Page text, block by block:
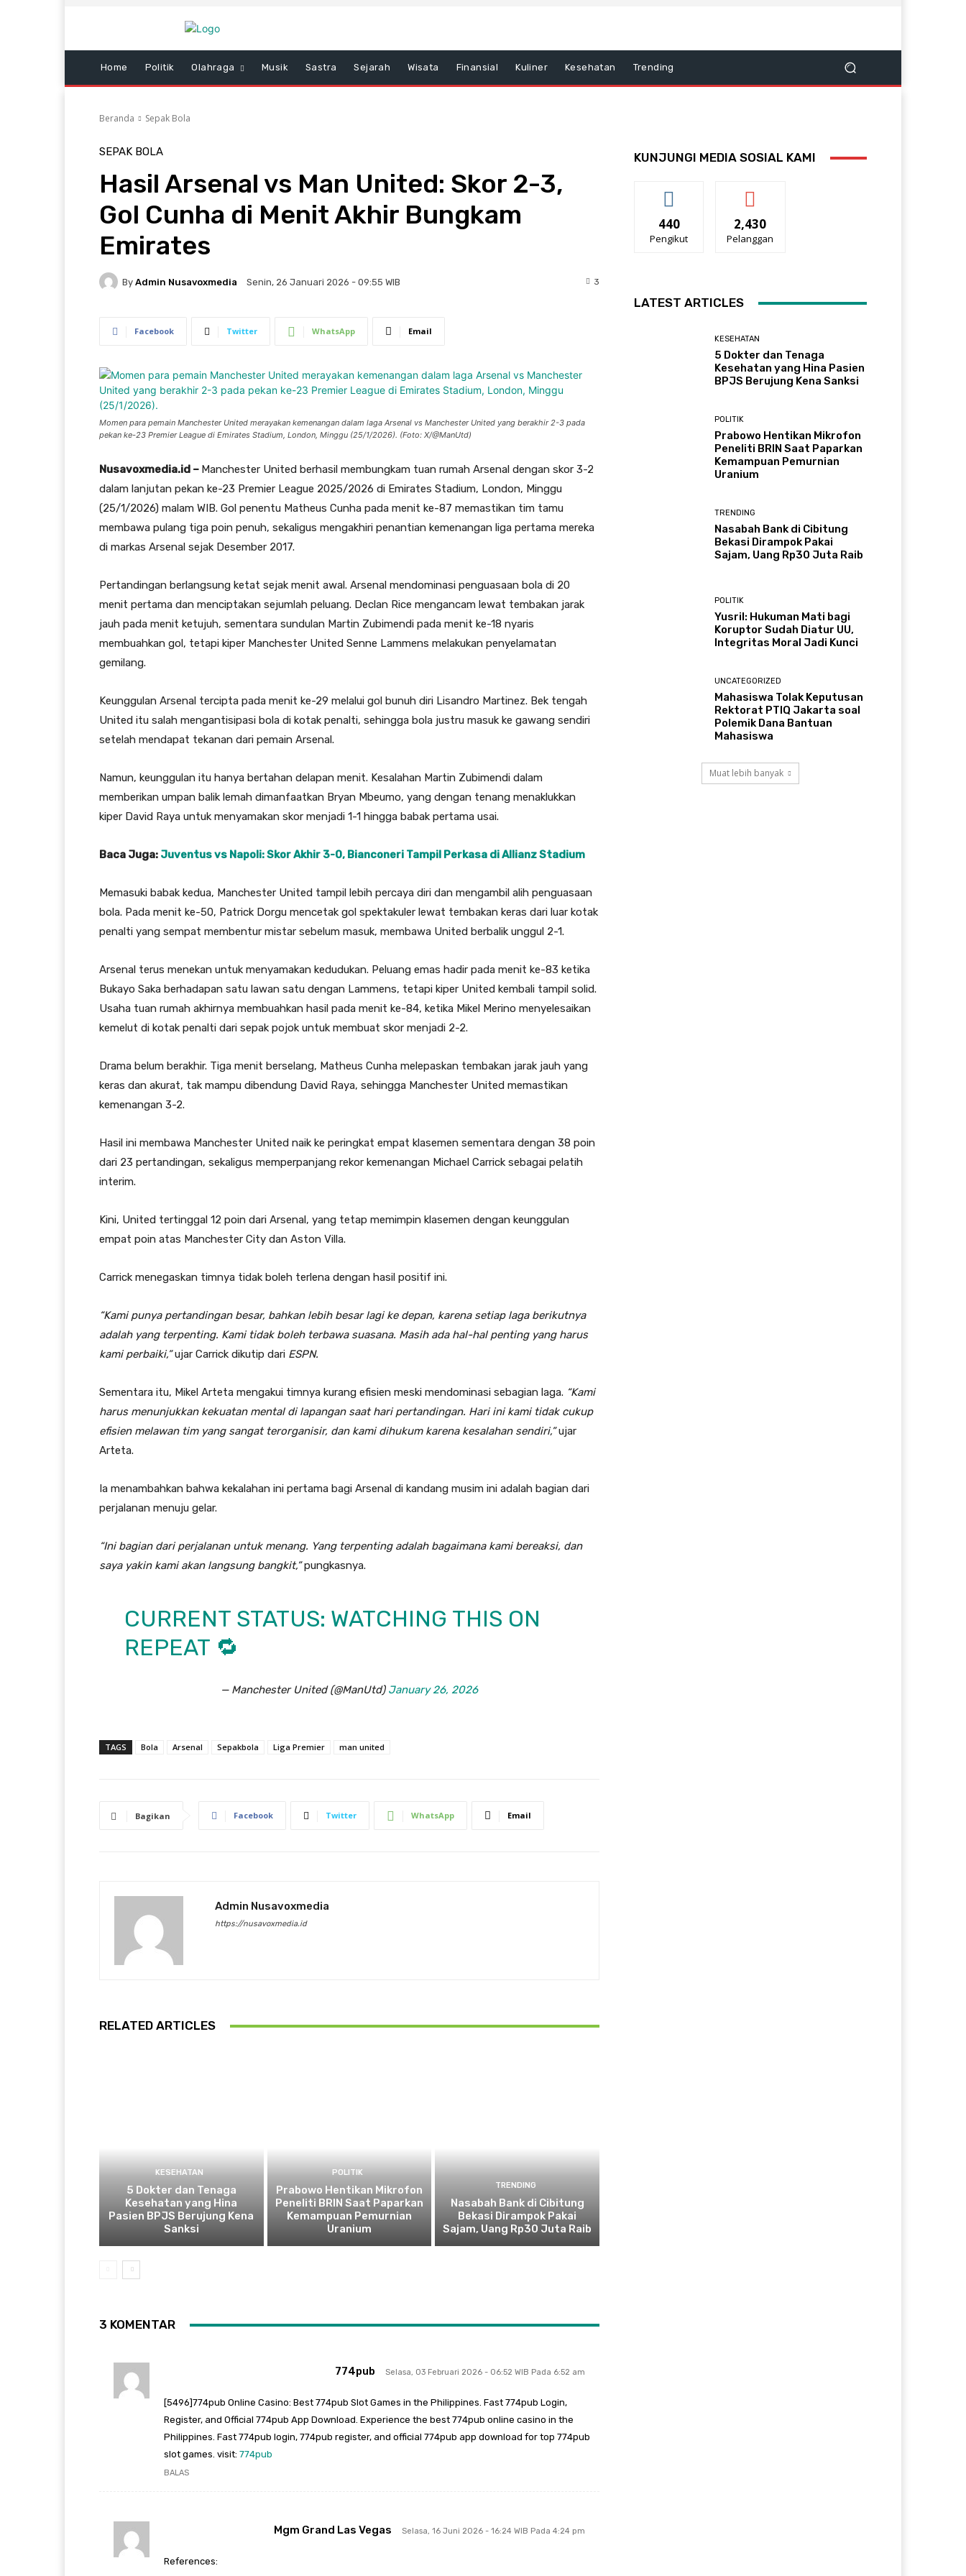
Home Politik Olahraga Musik Sastra Sejarah Wisata Finansial Kuliner Kesehatan Trending
Beranda Sepak Bola
SEPAK BOLA
Hasil Arsenal vs Man United: Skor 2-3,
Gol Cunha di Menit Akhir Bungkam
Emirates
By Admin Nusavoxmedia Senin, 26 Januari 2026 - 09:55 WIB 3
Facebook Twitter WhatsApp Email
Momen para pemain Manchester United merayakan kemenangan dalam laga Arsenal vs Manchester United yang berakhir 2-3 pada
pekan ke-23 Premier League di Emirates Stadium, London, Minggu (25/1/2026). (Foto: X/@ManUtd)
Nusavoxmedia.id – Manchester United berhasil membungkam tuan rumah Arsenal dengan skor 3-2
dalam lanjutan pekan ke-23 Premier League 2025/2026 di Emirates Stadium, London, Minggu
(25/1/2026) malam WIB. Gol penentu Matheus Cunha pada menit ke-87 memastikan tim tamu
membawa pulang tiga poin penuh, sekaligus mengakhiri penantian kemenangan liga pertama mereka
di markas Arsenal sejak Desember 2017.
Pertandingan berlangsung ketat sejak menit awal. Arsenal mendominasi penguasaan bola di 20
menit pertama dan menciptakan sejumlah peluang. Declan Rice mengancam lewat tembakan jarak
jauh pada menit ketujuh, sementara sundulan Martin Zubimendi pada menit ke-18 nyaris
membuahkan gol, tetapi kiper Manchester United Senne Lammens melakukan penyelamatan
gemilang.
Keunggulan Arsenal tercipta pada menit ke-29 melalui gol bunuh diri Lisandro Martinez. Bek tengah
United itu salah mengantisipasi bola di kotak penalti, sehingga bola justru masuk ke gawang sendiri
setelah mendapat tekanan dari pemain Arsenal.
Namun, keunggulan itu hanya bertahan delapan menit. Kesalahan Martin Zubimendi dalam
memberikan umpan balik lemah dimanfaatkan Bryan Mbeumo, yang dengan tenang menaklukkan
kiper David Raya untuk menyamakan skor menjadi 1-1 hingga babak pertama usai.
Baca Juga: Juventus vs Napoli: Skor Akhir 3-0, Bianconeri Tampil Perkasa di Allianz Stadium
Memasuki babak kedua, Manchester United tampil lebih percaya diri dan mengambil alih penguasaan
bola. Pada menit ke-50, Patrick Dorgu mencetak gol spektakuler lewat tembakan keras dari luar kotak
penalti yang sempat membentur mistar sebelum masuk, membawa United berbalik unggul 2-1.
Arsenal terus menekan untuk menyamakan kedudukan. Peluang emas hadir pada menit ke-83 ketika
Bukayo Saka berhadapan satu lawan satu dengan Lammens, tetapi kiper United kembali tampil solid.
Usaha tuan rumah akhirnya membuahkan hasil pada menit ke-84, ketika Mikel Merino menyelesaikan
kemelut di kotak penalti dari sepak pojok untuk membuat skor menjadi 2-2.
Drama belum berakhir. Tiga menit berselang, Matheus Cunha melepaskan tembakan jarak jauh yang
keras dan akurat, tak mampu dibendung David Raya, sehingga Manchester United memastikan
kemenangan 3-2.
Hasil ini membawa Manchester United naik ke peringkat empat klasemen sementara dengan 38 poin
dari 23 pertandingan, sekaligus memperpanjang rekor kemenangan Michael Carrick sebagai pelatih
interim.
Kini, United tertinggal 12 poin dari Arsenal, yang tetap memimpin klasemen dengan keunggulan
empat poin atas Manchester City dan Aston Villa.
Carrick menegaskan timnya tidak boleh terlena dengan hasil positif ini.
“Kami punya pertandingan besar, bahkan lebih besar lagi ke depan, karena setiap laga berikutnya
adalah yang terpenting. Kami tidak boleh terbawa suasana. Masih ada hal-hal penting yang harus
kami perbaiki,”ujar Carrick dikutip dari ESPN.
Sementara itu, Mikel Arteta mengakui timnya kurang efisien meski mendominasi sebagian laga. “Kami
harus menunjukkan kekuatan mental di lapangan saat hari pertandingan. Hari ini kami tidak cukup
efisien melawan tim yang sangat terorganisir, dan kami dihukum karena kesalahan sendiri,”ujar
Arteta.
Ia menambahkan bahwa kekalahan ini pertama bagi Arsenal di kandang musim ini adalah bagian dari
perjalanan menuju gelar.
“Ini bagian dari perjalanan untuk menang. Yang terpenting adalah bagaimana kami bereaksi, dan
saya yakin kami akan langsung bangkit,”pungkasnya.
CURRENT STATUS: WATCHING THIS ON
REPEAT 🔁
— Manchester United (@ManUtd) January 26, 2026
TAGS Bola Arsenal Sepakbola Liga Premier man united
Bagikan Facebook Twitter WhatsApp Email
Admin Nusavoxmedia
https://nusavoxmedia.id
RELATED ARTICLES
KESEHATAN
5 Dokter dan Tenaga
Kesehatan yang Hina
Pasien BPJS Berujung Kena
Sanksi
POLITIK
Prabowo Hentikan Mikrofon
Peneliti BRIN Saat Paparkan
Kemampuan Pemurnian
Uranium
TRENDING
Nasabah Bank di Cibitung
Bekasi Dirampok Pakai
Sajam, Uang Rp30 Juta Raib
3 KOMENTAR
774pub Selasa, 03 Februari 2026 - 06:52 WIB Pada 6:52 am
[5496]774pub Online Casino: Best 774pub Slot Games in the Philippines. Fast 774pub Login,
Register, and Official 774pub App Download. Experience the best 774pub online casino in the
Philippines. Fast 774pub login, 774pub register, and official 774pub app download for top 774pub
slot games. visit: 774pub
BALAS
Mgm Grand Las Vegas Selasa, 16 Juni 2026 - 16:24 WIB Pada 4:24 pm
References:
KUNJUNGI MEDIA SOSIAL KAMI
440
Pengikut
2,430
Pelanggan
LATEST ARTICLES
KESEHATAN
5 Dokter dan Tenaga
Kesehatan yang Hina Pasien
BPJS Berujung Kena Sanksi
POLITIK
Prabowo Hentikan Mikrofon
Peneliti BRIN Saat Paparkan
Kemampuan Pemurnian
Uranium
TRENDING
Nasabah Bank di Cibitung
Bekasi Dirampok Pakai
Sajam, Uang Rp30 Juta Raib
POLITIK
Yusril: Hukuman Mati bagi
Koruptor Sudah Diatur UU,
Integritas Moral Jadi Kunci
UNCATEGORIZED
Mahasiswa Tolak Keputusan
Rektorat PTIQ Jakarta soal
Polemik Dana Bantuan
Mahasiswa
Muat lebih banyak